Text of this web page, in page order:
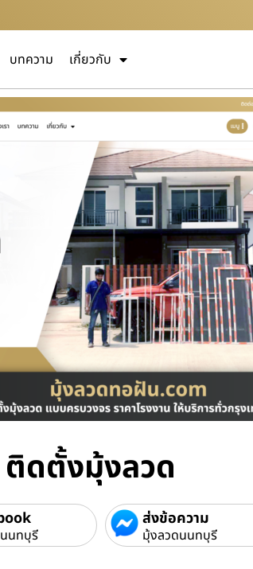
บทความ เกี่ยวกับ
ดตั้งมุ้งลวด
นทบุรี
ส่งข้อความ
มุ้งลวดนนทบุรี